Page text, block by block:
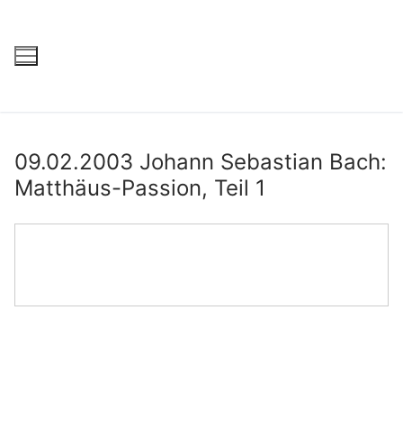
09.02.2003 Johann Sebastian Bach:
Matthäus-Passion, Teil 1